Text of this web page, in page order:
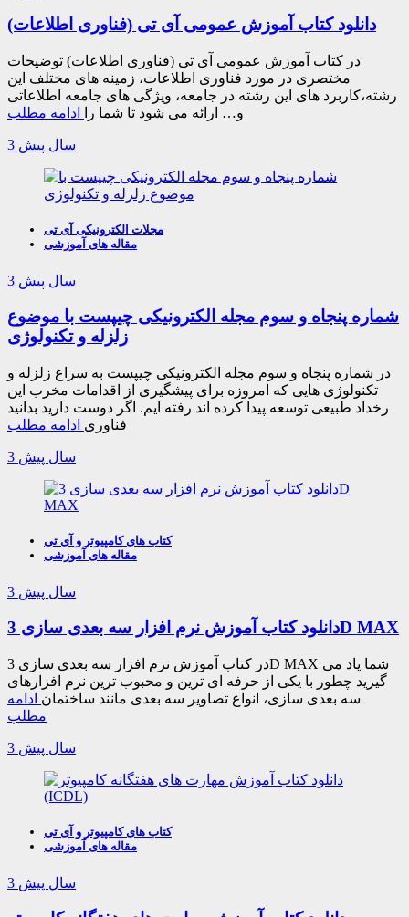
دانلود کتاب آموزش عمومی آی تی (فناوری اطلاعات)
در کتاب آموزش عمومی آی تی (فناوری اطلاعات) توضیحات
مختصری در مورد فناوری اطلاعات، زمینه های مختلف این
رشته،کاربرد های این رشته در جامعه، ویژگی های جامعه اطلاعاتی
و… ارائه می شود تا شما را
ادامه مطلب
3 سال پیش
مجلات الکترونیکی آی تی
مقاله های آموزشی
3 سال پیش
شماره پنجاه و سوم مجله الکترونیکی چیپست با موضوع
زلزله و تکنولوژی
در شماره پنجاه و سوم مجله الکترونیکی چیپست به سراغ زلزله و
تکنولوژی هایی که امروزه برای پیشگیری از اقدامات مخرب این
رخداد طبیعی توسعه پیدا کرده اند رفته ایم. اگر دوست دارید بدانید
فناوری ادامه مطلب
3 سال پیش
کتاب های کامپیوتر و آی تی
مقاله های آموزشی
3 سال پیش
دانلود کتاب آموزش نرم افزار سه بعدی سازی 3D MAX
در کتاب آموزش نرم افزار سه بعدی سازی 3D MAX شما یاد می
گیرید چطور با یکی از حرفه ای ترین و محبوب ترین نرم افزارهای
سه بعدی سازی، انواع تصاویر سه بعدی مانند ساختمان ادامه
مطلب
3 سال پیش
کتاب های کامپیوتر و آی تی
مقاله های آموزشی
3 سال پیش